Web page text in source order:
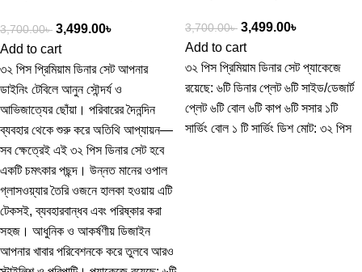
3,700.00৳ 3,499.00৳
Add to cart
৩২ পিস প্রিমিয়াম ডিনার সেট আপনার
ডাইনিং টেবিলে আনুন সৌন্দর্য ও
আভিজাত্যের ছোঁয়া। পরিবারের দৈনন্দিন
ব্যবহার থেকে শুরু করে অতিথি আপ্যায়ন—
সব ক্ষেত্রেই এই ৩২ পিস ডিনার সেট হবে
একটি চমৎকার পছন্দ। উন্নত মানের ওপাল
গ্লাসওয়্যার তৈরি ওজনে হালকা হওয়ায় এটি
টেকসই, ব্যবহারবান্ধব এবং পরিষ্কার করা
সহজ। আধুনিক ও আকর্ষণীয় ডিজাইন
আপনার খাবার পরিবেশনকে করে তুলবে আরও
3,700.00৳ 3,499.00৳
Add to cart
৩২ পিস প্রিমিয়াম ডিনার সেট প্যাকেজে
রয়েছে: ৬টি ডিনার প্লেট ৬টি সাইড/ডেজার্ট
প্লেট ৬টি বোল ৬টি কাপ ৬টি সসার ১টি
সার্ভিং বোল ১ টি সার্ভিং ডিশ মোট: ৩২ পিস